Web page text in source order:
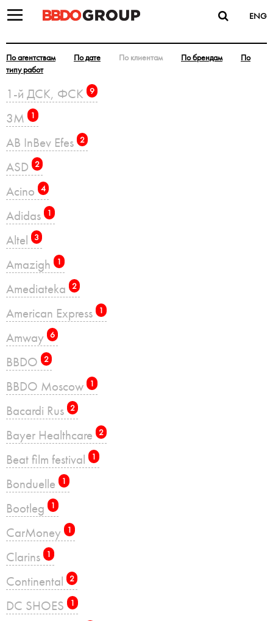
ENG
По агентствам По дате По клиентам По брендам
По
типу работ
1-й ДСК, ФСК 9
3M 1
AB InBev Efes 2
ASD 2
Acino 4
Adidas 1
Altel 3
Amazigh 1
Amediateka 2
American Express 1
Amway 6
BBDO 2
BBDO Moscow 1
Bacardi Rus 2
Bayer Healthcare 2
Beat film festival 1
Bonduelle 1
Bootleg 1
CarMoney 1
Clarins 1
Continental 2
DC SHOES 1